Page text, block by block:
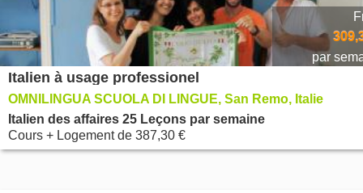
Aide
Monnaie
par
Italien à usage professionel
OMNILINGUA SCUOLA DI LINGUE, San Remo, Italie
Italien des affaires 25 Leçons par semaine
Cours + Logementde 387,30 €